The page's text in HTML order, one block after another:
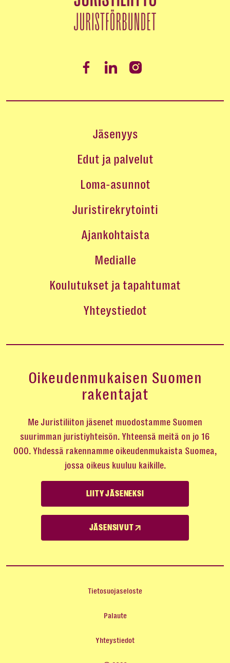
Jäsenyys
Edut ja palvelut
Loma-asunnot
Juristirekrytointi
Ajankohtaista
Medialle
Koulutukset ja tapahtumat
Yhteystiedot
Oikeudenmukaisen Suomen
rakentajat
Me Juristiliiton jäsenet muodostamme Suomen
suurimman juristiyhteisön. Yhteensä meitä on jo 16
000. Yhdessä rakennamme oikeudenmukaista Suomea,
jossa oikeus kuuluu kaikille.
LIITY JÄSENEKSI
JÄSENSIVUT
Tietosuojaseloste
Palaute
Yhteystiedot